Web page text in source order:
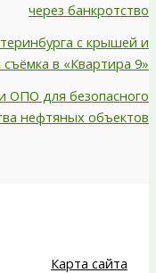
через банкротство
с крышей и
в «Квартира 9»
ОПО для безопасного
нефтяных объектов
Карта сайта